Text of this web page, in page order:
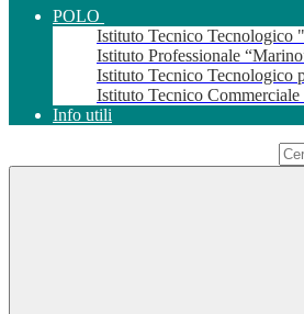
POLO
Istituto Tecnico Tecnologico
Istituto Professionale
Istituto Tecnico Tecnologico
Istituto Tecnico
Info utili